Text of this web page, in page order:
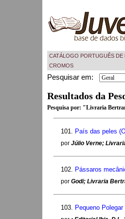
CATÁLOGO PORTUGUÊS DE
CROMOS
Pesquisar em:
Resultados da
Pesquisa por: "Livraria
101. País das peles
por Júlio Verne;
102. Pássaros
por Godi; Livraria
103. Pequeno Polegar